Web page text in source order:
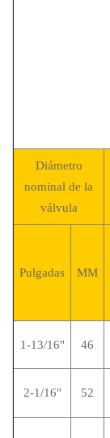
Diámetro
nominal de la
válvula
Pulgadas MM
1-13/16" 46
2-1/16" 52